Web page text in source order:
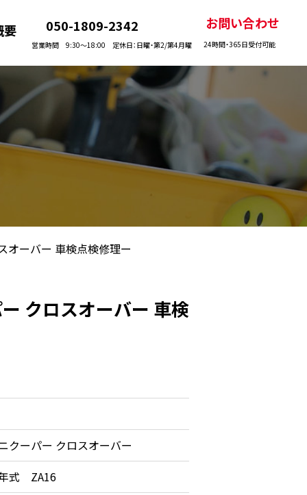
要 050-1809-2342
営業時間 9:30〜18:00 定休日：日曜・第2/第4月曜
お問い合わせ
24時間・365日受付可能
オーバー 車検点検修理ー
クロスオーバー 車検
クーパー クロスオーバー
式 ZA16